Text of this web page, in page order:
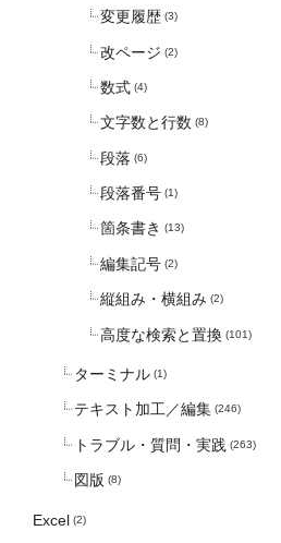
変更履歴 (3)
改ページ (2)
数式 (4)
文字数と行数 (8)
段落 (6)
段落番号 (1)
箇条書き (13)
編集記号 (2)
縦組み・横組み (2)
高度な検索と置換 (101)
ターミナル (1)
テキスト加工／編集 (246)
トラブル・質問・実践 (263)
図版 (8)
Excel (2)